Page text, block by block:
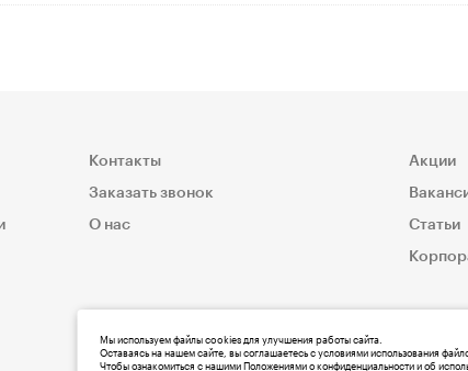
Контакты
Заказать звонок
О нас
Акции
Статьи
Мы используем файлы cookies для улучшения работы сайта.
Оставаясь на нашем сайте, вы соглашаетесь с условиями использования
Чтобы ознакомиться с нашими Положениями о конфиденциальности и об